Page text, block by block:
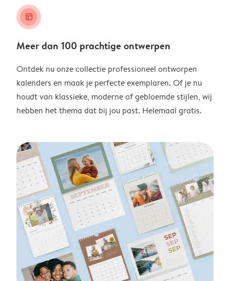
layout_alt
Meer dan 100 prachtige ontwerpen
Ontdek nu onze collectie professioneel ontworpen
kalenders en maak je perfecte exemplaren. Of je nu
houdt van klassieke, moderne of gebloemde stijlen, wij
hebben het thema dat bij jou past. Helemaal gratis.